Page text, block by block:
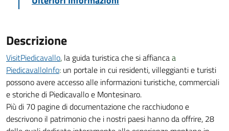
Descrizione
VisitPiedicavallo, la guida turistica che si affiancaa
PiedicavalloInfo: un portale in cui residenti, villeggianti e turisti
possono avere accesso alle informazioni turistiche, commerciali
e storiche di Piedicavallo e Montesinaro.
Più di 70 pagine di documentazione che racchiudono e
descrivono il patrimonio che i nostri paesi hanno da offrire, 28